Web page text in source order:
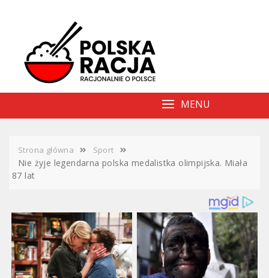
MENU
Strona główna Sport
Nie żyje legendarna polska medalistka olimpijska. Miała
87 lat